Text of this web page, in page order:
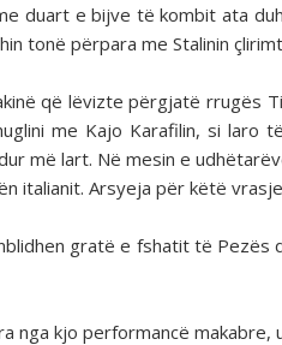
duart e bijve të kombit ata
tonë përpara me Stalinin
që lëvizte përgjatë rrugës
me Kajo Karafilin, si
më lart. Në mesin e
italianit. Arsyeja për këtë
gratë e fshatit të
nga kjo performancë makabre,